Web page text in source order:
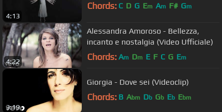
4:13
Chords: C D G Em Am F# Gm
4:22
Alessandra Amoroso - Bellezza,
incanto e nostalgia (Video Ufficiale)
Chords: Am Dm E F C G Em
3:19
Giorgia - Dove sei (Videoclip)
Chords: B Abm Db Gb Eb Ebm